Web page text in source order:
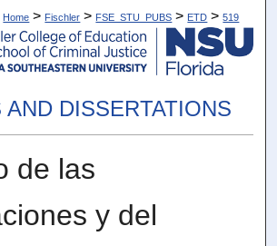
Home > Fischler > FSE_STU_PUBS > ETD > 519
AND DISSERTATIONS
de las
y del